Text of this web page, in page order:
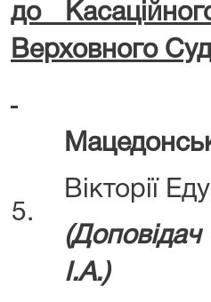
до
Верховного
5.
Вікторії
І.А.)